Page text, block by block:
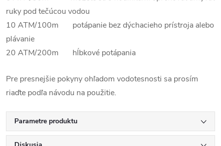
ruky pod tečúcou vodou
10 ATM/100m potápanie bez dýchacieho prístroja alebo
plávanie
20 ATM/200m hĺbkové potápania
Pre presnejšie pokyny ohľadom vodotesnosti sa prosím
riaďte podľa návodu na použitie.
Parametre produktu